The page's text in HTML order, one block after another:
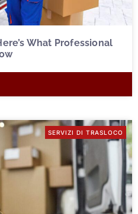
What Professional
SERVIZI DI TRASLOCO